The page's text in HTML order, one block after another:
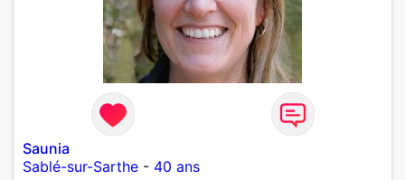
Saunia
Sablé-sur-Sarthe - 40 ans